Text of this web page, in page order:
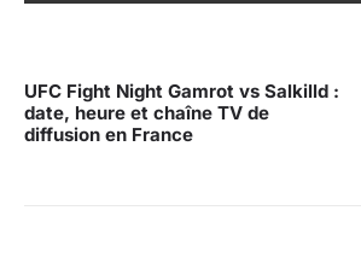
UFC Fight Night Gamrot vs Salkilld :
date, heure et chaîne TV de
diffusion en France